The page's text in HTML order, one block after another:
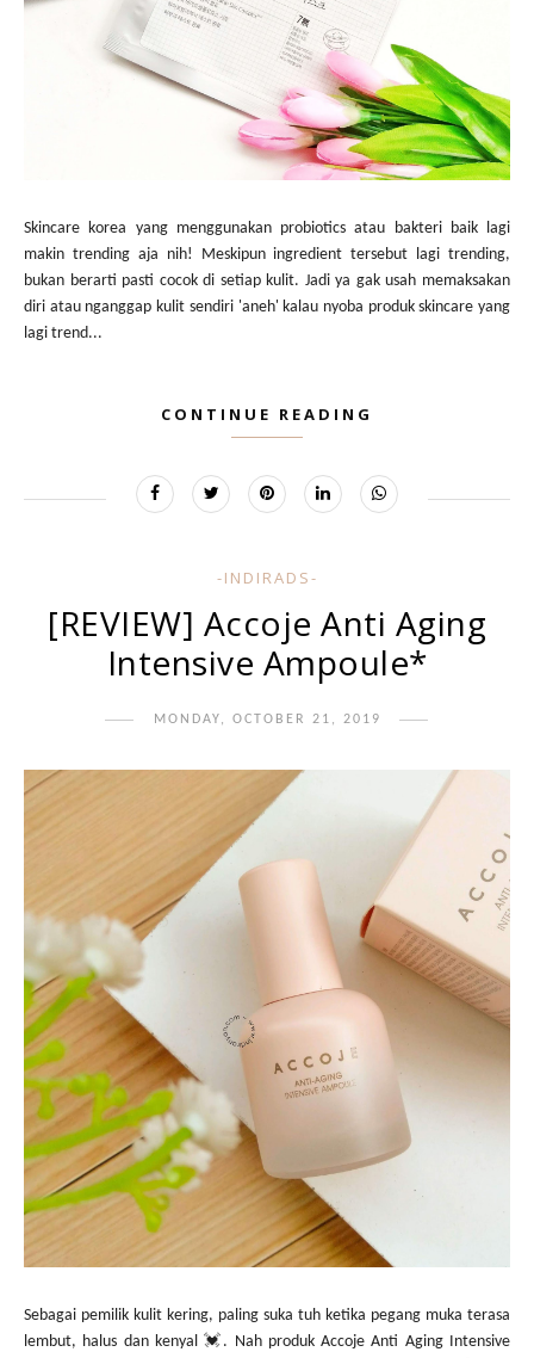
Skincare korea yang menggunakan probiotics atau bakteri baik lagi
makin trending aja nih! Meskipun ingredient tersebut lagi trending,
bukan berarti pasti cocok di setiap kulit. Jadi ya gak usah memaksakan
diri atau nganggap kulit sendiri 'aneh' kalau nyoba produk skincare yang
lagi trend...
CONTINUE READING
-INDIRADS-
[REVIEW] Accoje Anti Aging
Intensive Ampoule*
MONDAY, OCTOBER 21, 2019
Sebagai pemilik kulit kering, paling suka tuh ketika pegang muka terasa
lembut, halus dan kenyal 💓. Nah produk Accoje Anti Aging Intensive